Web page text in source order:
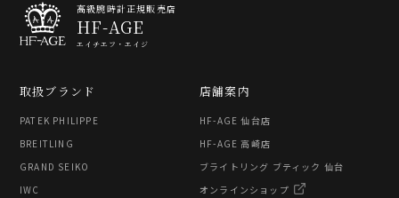
高級腕時計正規販売店
HF-AGE
エイチエフ・エイジ
取扱ブランド
PATEK PHILIPPE
BREITLING
GRAND SEIKO
IWC
店舗案内
HF-AGE 仙台店
HF-AGE 高崎店
ブライトリング ブティック 仙台
オンラインショップ